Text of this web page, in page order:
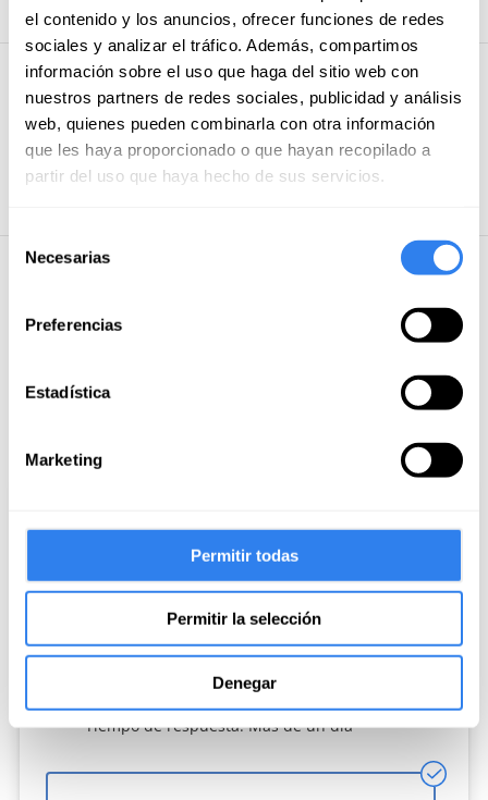
el contenido y los anuncios, ofrecer funciones de redes
sociales y analizar el tráfico. Además, compartimos
información sobre el uso que haga del sitio web con
nuestros partners de redes sociales, publicidad y análisis
web, quienes pueden combinarla con otra información
que les haya proporcionado o que hayan recopilado a
partir del uso que haya hecho de sus servicios.
Necesarias
Preferencias
Estadística
Marketing
Permitir todas
Permitir la selección
Denegar
Preguntas y respuestas de usuarios
Sé el primero en preguntar sobre
esta actividad
Publica tu
pregunta
Actualmente no hay fechas programadas para esta
Contacta con el patrón
Para proteger tus pagos y cumplir con las
normas de la comunidad, evita compartir datos
personales ni te comuniques fuera de la web de
Sailwiz.
Tiempo de respuesta: Más de un día